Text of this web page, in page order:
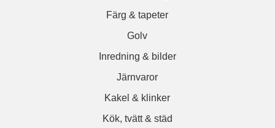
Färg & tapeter
Golv
Inredning & bilder
Järnvaror
Kakel & klinker
Kök, tvätt & städ